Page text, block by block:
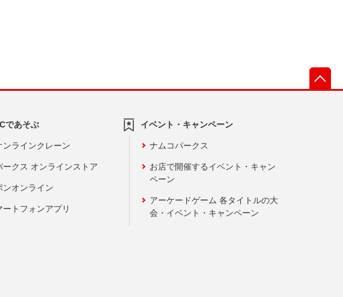
であそぶ
ンラインクレーン
ークス オンラインストア
ンオンライン
ートフォンアプリ
イベント・キャンペーン
ナムコパークス
お店で開催するイベント・キャン
ペーン
アーケードゲーム 各タイトルの大
会・イベント・キャンペーン